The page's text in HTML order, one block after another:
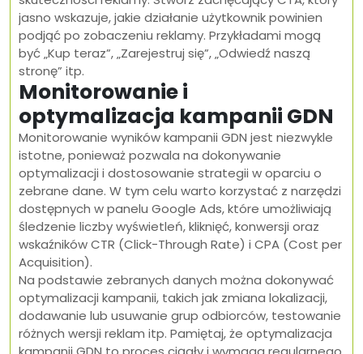
jasno wskazuje, jakie działanie użytkownik powinien
podjąć po zobaczeniu reklamy. Przykładami mogą
być „Kup teraz”, „Zarejestruj się”, „Odwiedź naszą
stronę” itp.
Monitorowanie i
optymalizacja kampanii GDN
Monitorowanie wyników kampanii GDN jest niezwykle
istotne, ponieważ pozwala na dokonywanie
optymalizacji i dostosowanie strategii w oparciu o
zebrane dane. W tym celu warto korzystać z narzędzi
dostępnych w panelu Google Ads, które umożliwiają
śledzenie liczby wyświetleń, kliknięć, konwersji oraz
wskaźników CTR (Click-Through Rate) i CPA (Cost per
Acquisition).
Na podstawie zebranych danych można dokonywać
optymalizacji kampanii, takich jak zmiana lokalizacji,
dodawanie lub usuwanie grup odbiorców, testowanie
różnych wersji reklam itp. Pamiętaj, że optymalizacja